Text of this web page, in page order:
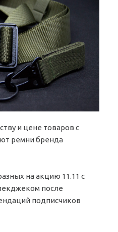
и цене товаров с
ремни бренда
на акцию 11.11 с
после
подписчиков